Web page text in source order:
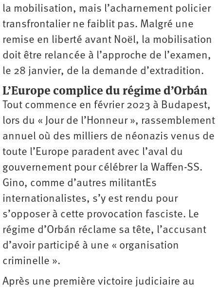
la mobilisation, mais l’acharnement policier
transfrontalier ne faiblit pas. Malgré une
remise en liberté avant Noël, la mobilisation
doit être relancée à l’approche de l’examen,
le 28 janvier, de la demande d’extradition.
L’Europe complice du régime d’Orbán
Tout commence en février 2023 à Budapest,
lors du « Jour de l’Honneur », rassemblement
annuel où des milliers de néonazis venus de
toute l’Europe paradent avec l’aval du
gouvernement pour célébrer la Waffen-SS.
Gino, comme d’autres militantEs
internationalistes, s’y est rendu pour
s’opposer à cette provocation fasciste. Le
régime d’Orbán réclame sa tête, l’accusant
d’avoir participé à une « organisation
criminelle ».
Après une première victoire judiciaire au